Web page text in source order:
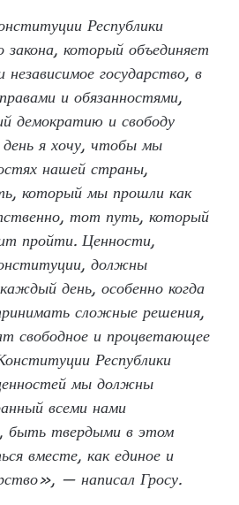
Республики
который объединяет
независимое государство, в
и обязанностями,
демократию и свободу
я хочу, чтобы мы
нашей страны,
который мы прошли как
тот путь, который
пройти. Ценности,
должны
день, особенно когда
сложные решения,
свободное и процветающее
Республики
мы должны
всеми нами
быть твердыми в этом
вместе, как единое и
— написал Гросу.